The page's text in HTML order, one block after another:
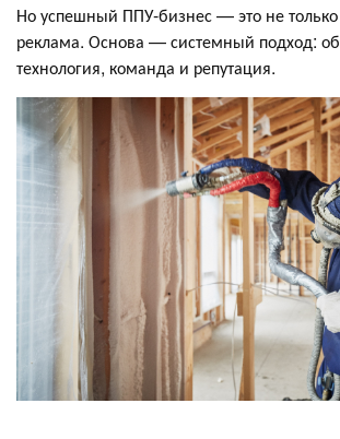
Но успешный ППУ-бизнес — это не только
реклама. Основа — системный подход:
технология, команда и репутация.